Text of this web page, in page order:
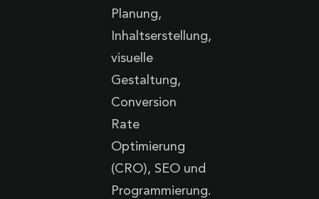
Planung,
Inhaltserstellung,
visuelle
Gestaltung,
Conversion
Rate
Optimierung
(CRO), SEO und
Programmierung.